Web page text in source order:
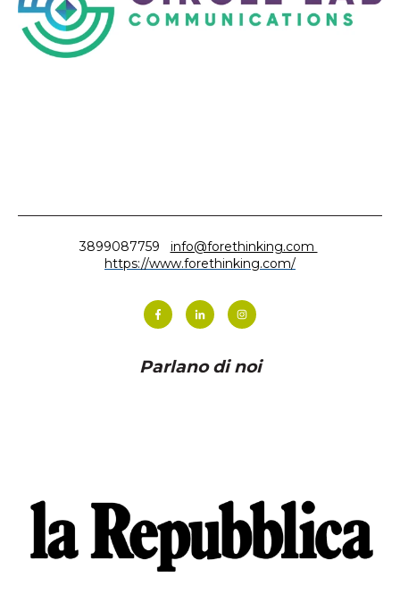
3899087759
info@forethinking.com
https://www.forethinking.com/
Parlano di noi